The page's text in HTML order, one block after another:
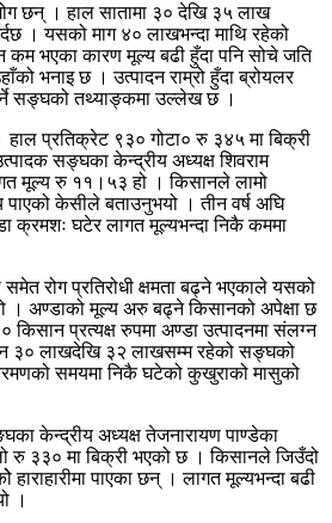
छन् । हाल सातामा ३० देखि ३५ लाख
। यसको माग ४० लाखभन्दा माथि रहेको
कम भएका कारण मूल्य बढी हुँदा पनि सोचे जति
भनाइ छ । उत्पादन राम्रो हुँदा ब्रोयलर
सङ्घको तथ्याङ्कमा उल्लेख छ ।
प्रतिक्रेट ९३० गोटा० रु ३४५ मा बिक्री
सङ्घका केन्द्रीय अध्यक्ष शिवराम
मूल्य रु ११।५३ हो । किसानले लामो
केसीले बताउनुभयो । तीन वर्ष अघि
क्रमशः घटेर लागत मूल्यभन्दा निकै कममा
रोग प्रतिरोधी क्षमता बढ्ने भएकाले यसको
। अण्डाको मूल्य अरु बढ्ने किसानको अपेक्षा छ
किसान प्रत्यक्ष रुपमा अण्डा उत्पादनमा संलग्न
३० लाखदेखि ३२ लाखसम्म रहेको सङ्घको
समयमा निकै घटेको कुखुराको मासुको
केन्द्रीय अध्यक्ष तेजनारायण पाण्डेका
रु ३३० मा बिक्री भएको छ । किसानले जिउँदो
पाएका छन् । लागत मूल्यभन्दा बढी
।